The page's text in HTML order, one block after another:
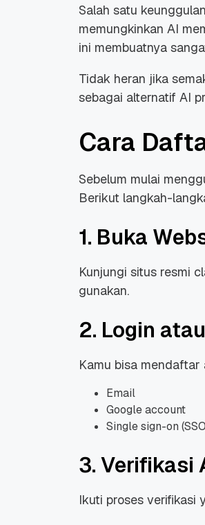
Promo Ramadan 2026:
Diskon Domain dan
Salah satu
memungkinkan AI
ini membuatnya
Tidak heran jika
sebagai alternatif AI
Cara
Sebelum mulai
Berikut langkah-
1. Buka
Kunjungi situs resmi
gunakan.
2. Login
Kamu bisa
Email
Google account
Single sign-on
3. Verifikasi
Ikuti proses verifikasi